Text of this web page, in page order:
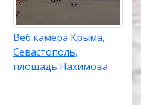
Веб камера Крыма,
Севастополь,
площадь Нахимова